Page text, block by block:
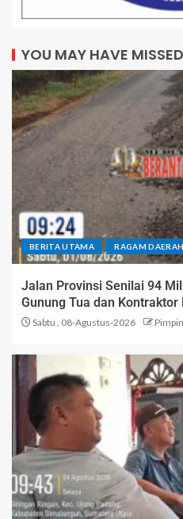
YOU MAY HAVE MISSED
BERITA UTAMA RAGAM DAERAH
Jalan Provinsi Senilai 94
Gunung Tua dan
Sabtu , 08-Agustus-2026